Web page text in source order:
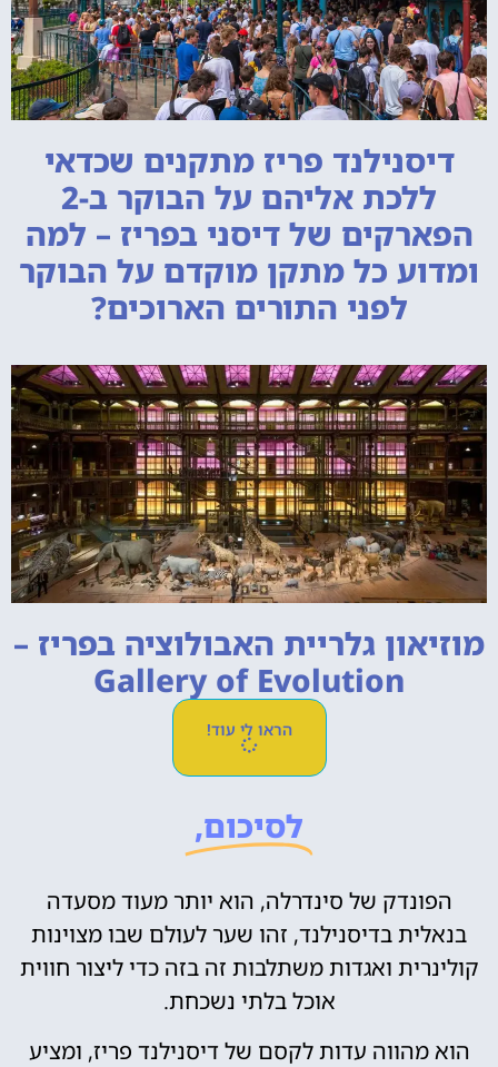
דיסנילנד פריז מתקנים שכדאי
ללכת אליהם על הבוקר ב-2
הפארקים של דיסני בפריז – למה
ומדוע כל מתקן מוקדם על הבוקר
לפני התורים הארוכים?
מוזיאון גלריית האבולוציה בפריז –
Gallery of Evolution
הראו לי עוד!
לסיכום,
הפונדק של סינדרלה, הוא יותר מעוד מסעדה
בנאלית בדיסנילנד, זהו שער לעולם שבו מצוינות
קולינרית ואגדות משתלבות זה בזה כדי ליצור חווית
אוכל בלתי נשכחת.
הוא מהווה עדות לקסם של דיסנילנד פריז, ומציע